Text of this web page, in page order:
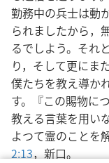
勤務中の兵士は動
られましたから，
るでしよう。それ
り，そして更にま
僕たちを教え導か
す。『この賜物に
教える言葉を用い
よつて霊のことを
2:13，新口。